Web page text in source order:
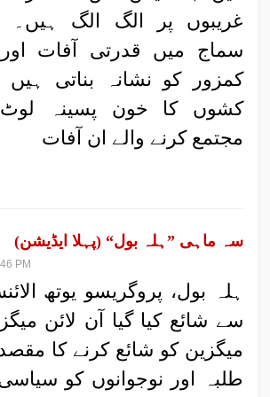
غریبوں پر الگ الگ ہیں۔
سماج میں قدرتی آفات اور
کمزور کو نشانہ بناتی
کشوں کا خون پسینہ
مجتمع کرنے والے ان آفات
سہ ماہی ”ہلہ بول“ (پہلا ایڈیشن)
PM
ہلہ بول، پروگریسو یوتھ
سے شائع کیا گیا آن لائن
میگزین کو شائع کرنے کا
طلبہ اور نوجوانوں کو سیاسی